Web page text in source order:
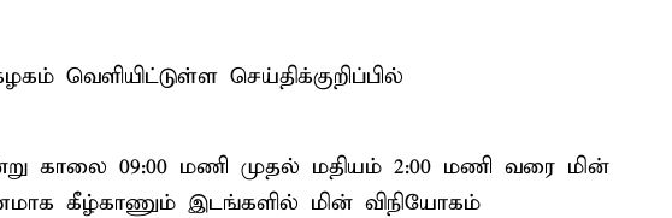
வெளியிட்டுள்ள செய்திக்குறிப்பில்
காலை 09:00 மணி முதல் மதியம் 2:00 மணி வரை மின்
கீழ்காணும் இடங்களில் மின் விநியோகம்